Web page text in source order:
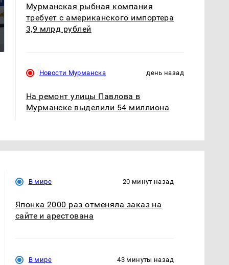
Где будет встреча
президентов США и
На Урале из казны
Мурманская рыбная компания
требует с американского импортера
3,9 млрд рублей
Новости Мурманска день назад
На ремонт улицы Павлова в
Мурманске выделили 54 миллиона
В мире 20 минут назад
Японка 2000 раз отменяла заказ на
сайте и арестована
В мире 43 минуты назад